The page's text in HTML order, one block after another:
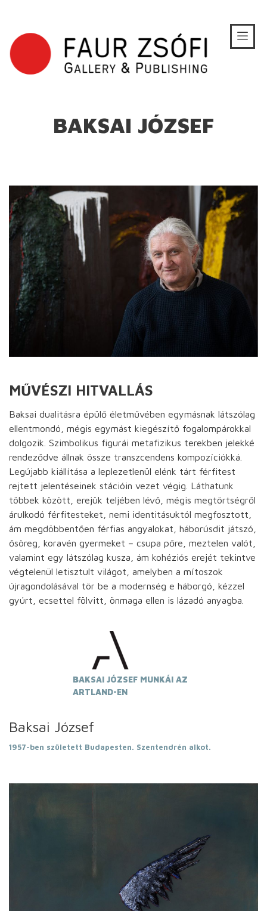
BAKSAI JÓZSEF
MŰVÉSZI HITVALLÁS
Baksai dualitásra épülő életművében egymásnak látszólag
ellentmondó, mégis egymást kiegészítő fogalompárokkal
dolgozik. Szimbolikus figurái metafizikus terekben jelekké
rendeződve állnak össze transzcendens kompozíciókká.
Legújabb kiállítása a leplezetlenül elénk tárt férfitest
rejtett jelentéseinek stációin vezet végig. Láthatunk
többek között, erejük teljében lévő, mégis megtörtségről
árulkodó férfitesteket, nemi identitásuktól megfosztott,
ám megdöbbentően férfias angyalokat, háborúsdit játszó,
ősöreg, koravén gyermeket – csupa pőre, meztelen valót,
valamint egy látszólag kusza, ám kohéziós erejét tekintve
végtelenül letisztult világot, amelyben a mítoszok
újragondolásával tör be a modernség e háborgó, kézzel
gyúrt, ecsettel fölvitt, önmaga ellen is lázadó anyagba.
BAKSAI JÓZSEF MUNKÁI AZ
ARTLAND-EN
Baksai József
1957-ben született Budapesten. Szentendrén alkot.